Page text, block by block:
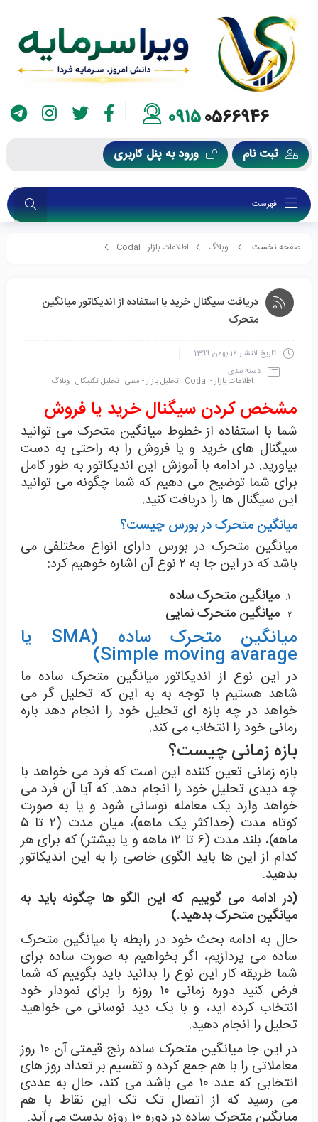
09150566946
ثبت نام ورود به پنل کاربری
فهرست
صفحه نخست وبلاگ اطلاعات بازار - Codal
دریافت سیگنال خرید با استفاده از اندیکاتور میانگین
متحرک
تاریخ انتشار16 بهمن 1399
دسته بندی
اطلاعات بازار - Codal تحلیل بازار - متنی تحلیل تکنیکال وبلاگ
مشخص کردن سیگنال خرید یا فروش
شما با استفاده از خطوط میانگین متحرک می توانید
سیگنال های خرید و یا فروش را به راحتی به دست
بیاورید. در ادامه با آموزش این اندیکاتور به طور کامل
برای شما توضیح می دهیم که شما چگونه می توانید
این سیگنال ها را دریافت کنید.
میانگین متحرک در بورس چیست؟
میانگین متحرک در بورس دارای انواع مختلفی می
باشد که در این جا به ۲ نوع آن اشاره خوهیم کرد:
میانگین متحرک ساده
میانگین متحرک نمایی
میانگین متحرک ساده (SMA یا
Simple moving avarage)
در این نوع از اندیکاتور میانگین متحرک ساده ما
شاهد هستیم با توجه به به این که تحلیل گر می
خواهد در چه بازه ای تحلیل خود را انجام دهد بازه
زمانی خود را انتخاب می کند.
بازه زمانی چیست؟
بازه زمانی تعین کننده این است که فرد می خواهد با
چه دیدی تحلیل خود را انجام دهد. که آیا آن فرد می
خواهد وارد یک معامله نوسانی شود و یا به صورت
کوتاه مدت (حداکثر یک ماهه)، میان مدت (۲ تا ۵
ماهه)، بلند مدت (۶ تا ۱۲ ماهه و یا بیشتر) که برای هر
کدام از این ها باید الگوی خاصی را به این اندیکاتور
بدهید.
(در ادامه می گوییم که این الگو ها چگونه باید به
میانگین متحرک بدهید.)
حال به ادامه بحث خود در رابطه با میانگین متحرک
ساده می پردازیم، اگر بخواهیم به صورت ساده برای
شما طریقه کار این نوع را بدانید باید بگوییم که شما
فرض کنید دوره زمانی ۱۰ روزه را برای نمودار خود
انتخاب کرده اید، و با یک دید نوسانی می خواهید
تحلیل را انجام دهید.
در این جا میانگین متحرک ساده رنج قیمتی آن ۱۰ روز
معاملاتی را با هم جمع کرده و تقسیم بر تعداد روز های
انتخابی که عدد ۱۰ می باشد می کند، حال به عددی
می رسید که از اتصال تک تک این نقاط با هم
میانگین متحرک ساده در دوره ۱۰ روزه بدست می آید.